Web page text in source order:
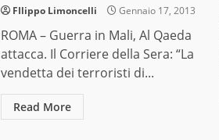
FIlippo Limoncelli Gennaio 17, 2013
ROMA – Guerra in Mali, Al Qaeda
attacca. Il Corriere della Sera: “La
vendetta dei terroristi di...
Read More